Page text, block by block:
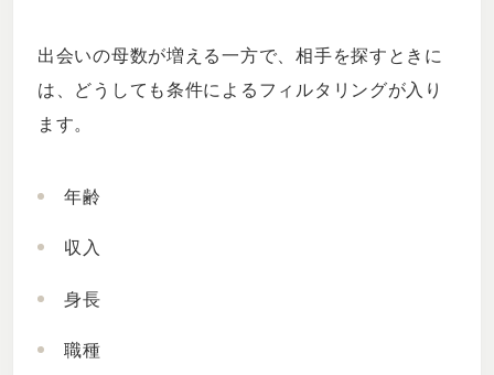
出会いの母数が増える一方で、相手を探すときに
は、どうしても条件によるフィルタリングが入り
ます。
年齢
収入
身長
職種